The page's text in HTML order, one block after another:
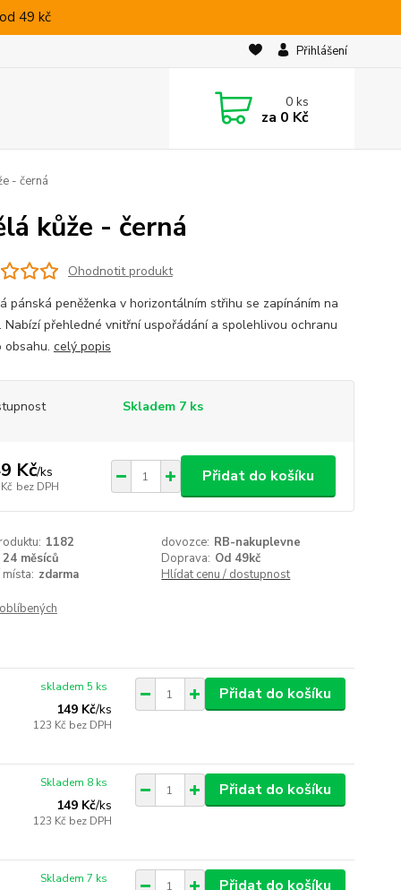
49 kč
Přihlášení
0ks
za 0 Kč
- černá
kůže - černá
Ohodnotit produkt
pánská peněženka v horizontálním střihu se zapínáním na
Nabízí přehledné vnitřní uspořádání a spolehlivou ochranu
obsahu. celý popis
Skladem 7 ks
Kč/ks
bez DPH
Přidat do košíku
1182 dovozce: RB-nakuplevne
24 měsíců
Doprava: Od 49kč
zdarma Hlídat cenu / dostupnost
149 Kč/ks
123 Kč bez DPH
skladem 5 ks Přidat do košíku
149 Kč/ks
123 Kč bez DPH
Skladem 8 ks Přidat do košíku
Skladem 7 ks Přidat do košíku